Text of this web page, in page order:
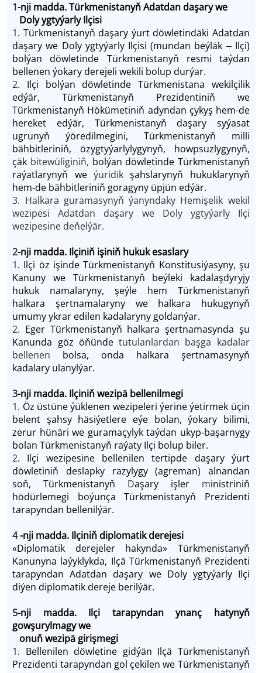
1-nji madda. Türkmenistanyň Adatdan daşary we
Doly ygtyýarly Ilçisi
1. Türkmenistanyň daşary ýurt döwletindäki Adatdan
daşary we Doly ygtyýarly Ilçisi (mundan beýläk ‒ Ilçi)
bolýan döwletinde Türkmenistanyň resmi taýdan
bellenen ýokary derejeli wekili bolup durýar.
2. Ilçi bolýan döwletinde Türkmenistana wekilçilik
edýär, Türkmenistanyň Prezidentiniň we
Türkmenistanyň Hökümetiniň adyndan çykyş hem-de
hereket edýär, Türkmenistanyň daşary syýasat
ugrunyň ýöredilmegini, Türkmenistanyň milli
bähbitleriniň, özygtyýarlylygynyň, howpsuzlygynyň,
çäk bitewüliginiň, bolýan döwletinde Türkmenistanyň
raýatlarynyň we ýuridik şahslarynyň hukuklarynyň
hem-de bähbitleriniň goragyny üpjün edýär.
3. Halkara guramasynyň ýanyndaky Hemişelik wekil
wezipesi Adatdan daşary we Doly ygtyýarly Ilçi
wezipesine deňelýär.
2-nji madda. Ilçiniň işiniň hukuk esaslary
1. Ilçi öz işinde Türkmenistanyň Konstitusiýasyny, şu
Kanuny we Türkmenistanyň beýleki kadalaşdyryjy
hukuk namalaryny, şeýle hem Türkmenistanyň
halkara şertnamalaryny we halkara hukugynyň
umumy ykrar edilen kadalaryny goldanýar.
2. Eger Türkmenistanyň halkara şertnamasynda şu
Kanunda göz öňündetutulanlardan başga kadalar
bellenen bolsa, onda halkara şertnamasynyň
kadalary ulanylýar.
3-nji madda. Ilçiniň wezipä bellenilmegi
1. Öz üstüne ýüklenen wezipeleri ýerine ýetirmek üçin
belent şahsy häsiýetlere eýe bolan, ýokary bilimi,
zerur hünäri we guramaçylyk taýdan ukyp-başarnygy
bolan Türkmenistanyň raýaty Ilçi bolup biler.
2. Ilçi wezipesine bellenilen tertipde daşary ýurt
döwletiniň deslapky razylygy (agreman) alnandan
soň, Türkmenistanyň Daşary işler ministriniň
hödürlemegi boýunça Türkmenistanyň Prezidenti
tarapyndan bellenilýär.
4-nji madda. Ilçiniň diplomatik derejesi
«Diplomatik derejeler hakynda» Türkmenistanyň
Kanunyna laýyklykda, Ilçä Türkmenistanyň Prezidenti
tarapyndan Adatdan daşary we Doly ygtyýarly Ilçi
diýen diplomatik dereje berilýär.
5-nji madda. Ilçi tarapyndan ynanç hatynyň
gowşurylmagy we
onuň wezipä girişmegi
1. Bellenilen döwletine gidýän Ilçä Türkmenistanyň
Prezidenti tarapyndan gol çekilen we Türkmenistanyň